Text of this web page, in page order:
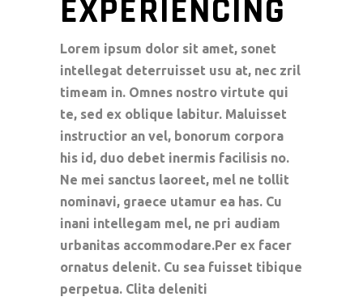
EXPERIENCING
Lorem ipsum dolor sit amet, sonet
intellegat deterruisset usu at, nec zril
timeam in. Omnes nostro virtute qui
te, sed ex oblique labitur. Maluisset
instructior an vel, bonorum corpora
his id, duo debet inermis facilisis no.
Ne mei sanctus laoreet, mel ne tollit
nominavi, graece utamur ea has. Cu
inani intellegam mel, ne pri audiam
urbanitas accommodare.Per ex facer
ornatus delenit. Cu sea fuisset tibique
perpetua. Clita deleniti